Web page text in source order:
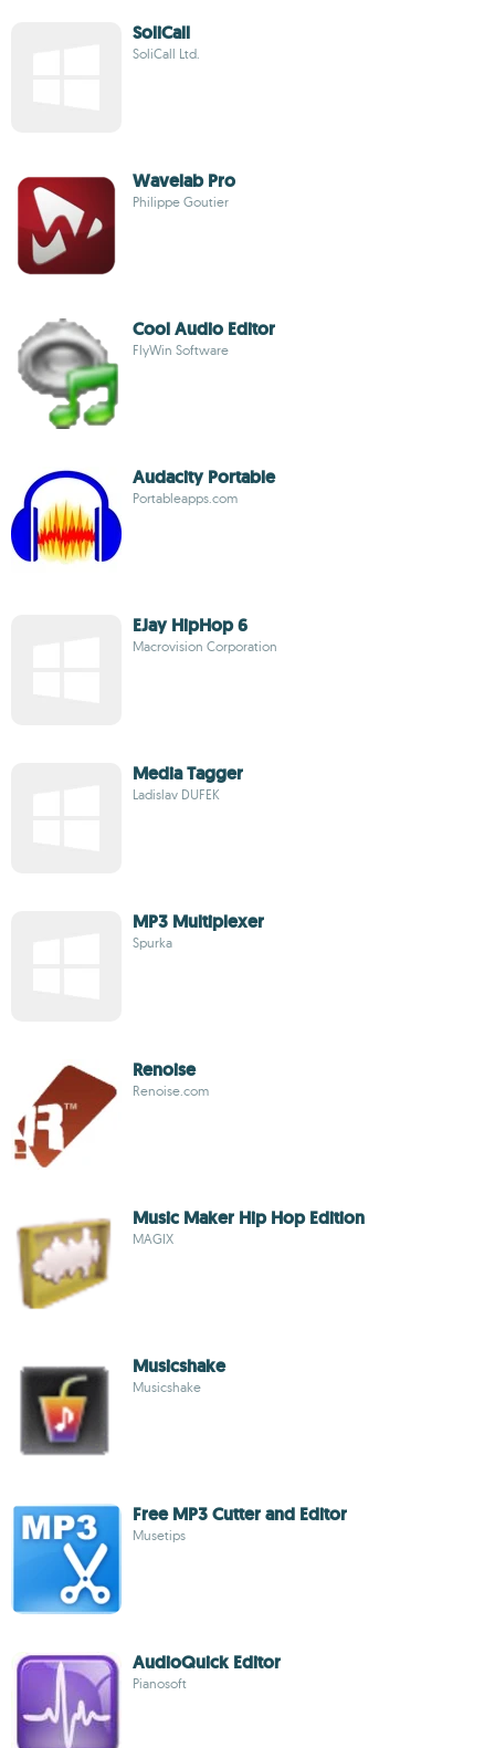
SoliCall
SoliCall Ltd.
Wavelab Pro
Philippe Goutier
Cool Audio Editor
FlyWin Software
Audacity Portable
Portableapps.com
EJay HipHop 6
Macrovision Corporation
Media Tagger
Ladislav DUFEK
MP3 Multiplexer
Spurka
Renoise
Renoise.com
Music Maker Hip Hop Edition
MAGIX
Musicshake
Musicshake
Free MP3 Cutter and Editor
Musetips
AudioQuick Editor
Pianosoft